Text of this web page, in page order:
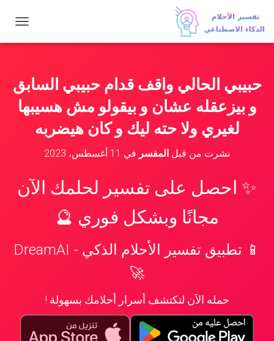
ب
ا
ل
ت
حبيبي الحالي واقف قدام حبيبي السابق
و بيزعقله عشان و بيقولو مش هسيبها
لغيري ولا حته ليك و كان هيضربه
نشرت من قبل المفسر في 11 أغسطس، 2023
✨ احصل على تفسير لحلمك الآن
مجانًا وبشكل فوري 🔮
📱 تطبيق تفسير الأحلام الذكي - DreamAI
🚀
حمله الآن لتكتشف أسرار أحلامك بسهولة !